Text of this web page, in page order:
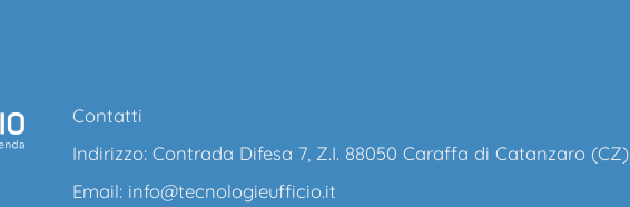
Contatti
Indirizzo: Contrada Difesa 7, Z.I. 88050 Caraffa di Catanzaro (CZ)
Email: info@tecnologieufficio.it